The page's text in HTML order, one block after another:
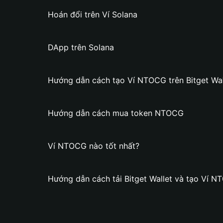
Hoán đổi trên Ví Solana
DApp trên Solana
Hướng dẫn cách tạo Ví NTOCG trên Bitget
Hướng dẫn cách mua token NTOCG
Ví NTOCG nào tốt nhất?
Hướng dẫn cách tải Bitget Wallet và tạo Ví